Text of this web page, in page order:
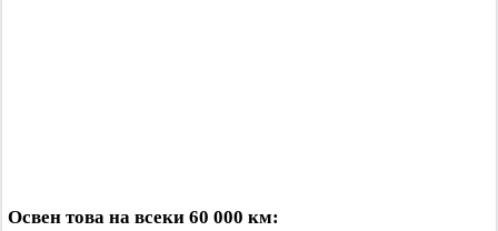
Освен това на всеки 60 000 км: